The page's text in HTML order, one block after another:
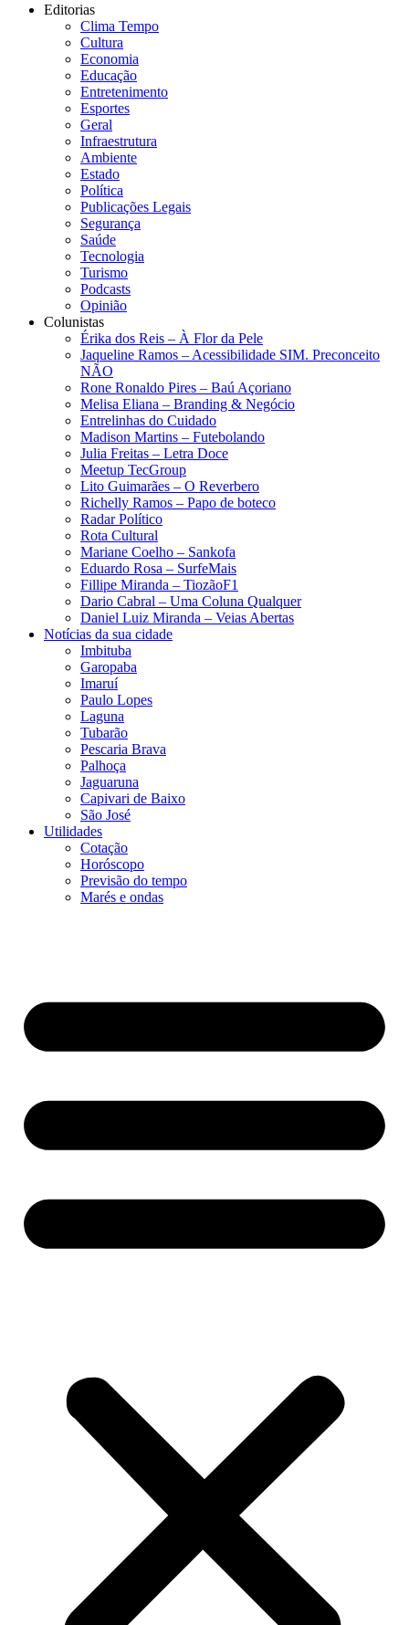
Editorias
Clima Tempo
Cultura
Economia
Educação
Entretenimento
Esportes
Geral
Infraestrutura
Ambiente
Estado
Política
Publicações Legais
Segurança
Saúde
Tecnologia
Turismo
Podcasts
Opinião
Colunistas
Érika dos Reis​ – À Flor da Pele
Jaqueline Ramos – Acessibilidade SIM. Preconceito
NÃO
Rone Ronaldo Pires – Baú Açoriano
Melisa Eliana – Branding & Negócio
Entrelinhas do Cuidado
Madison Martins – Futebolando
Julia Freitas​ – Letra Doce
Meetup TecGroup
Lito Guimarães – O Reverbero
Richelly Ramos​ – Papo de boteco
Radar Político
Rota Cultural
Mariane Coelho – Sankofa
Eduardo Rosa​ – SurfeMais
Fillipe Miranda – TiozãoF1
Dario Cabral – Uma Coluna Qualquer
Daniel Luiz Miranda – Veias Abertas
Notícias da sua cidade
Imbituba
Garopaba
Imaruí
Paulo Lopes
Laguna
Tubarão
Pescaria Brava
Palhoça
Jaguaruna
Capivari de Baixo
São José
Utilidades
Cotação
Horóscopo
Previsão do tempo
Marés e ondas